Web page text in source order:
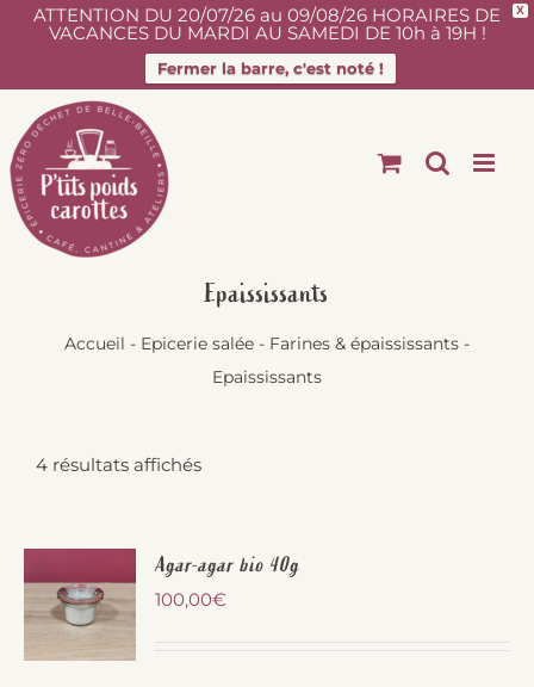
X
ATTENTION DU 20/07/26 au 09/08/26 HORAIRES DE
VACANCES DU MARDI AU SAMEDI DE 10h à 19H !
Fermer la barre, c'est noté !
Passer
au
contenu
Epaississants
Accueil - Epicerie salée - Farines & épaississants -
Epaississants
4 résultats affichés
Agar-agar bio 40g
100,00€